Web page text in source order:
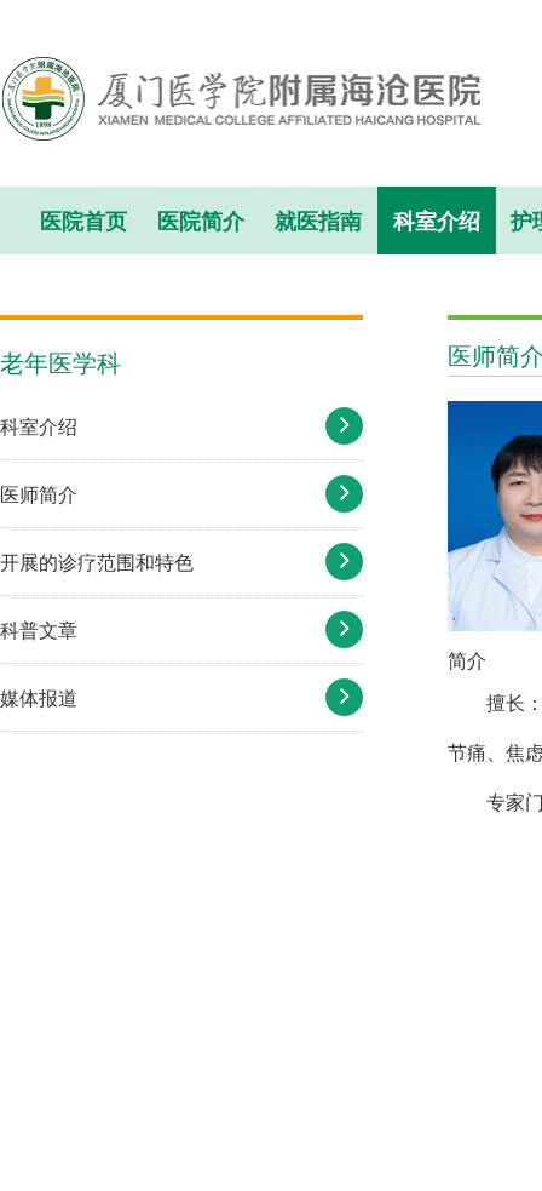
医院首页 医院简介 就医指南 科室介绍 护
医师简
简介
擅长
节痛、焦
专家
老年医学科
科室介绍
医师简介
开展的诊疗范围和特色
科普文章
媒体报道